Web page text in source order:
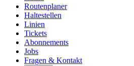
Routenplaner
Haltestellen
Linien
Tickets
Abonnements
Jobs
Fragen & Kontakt